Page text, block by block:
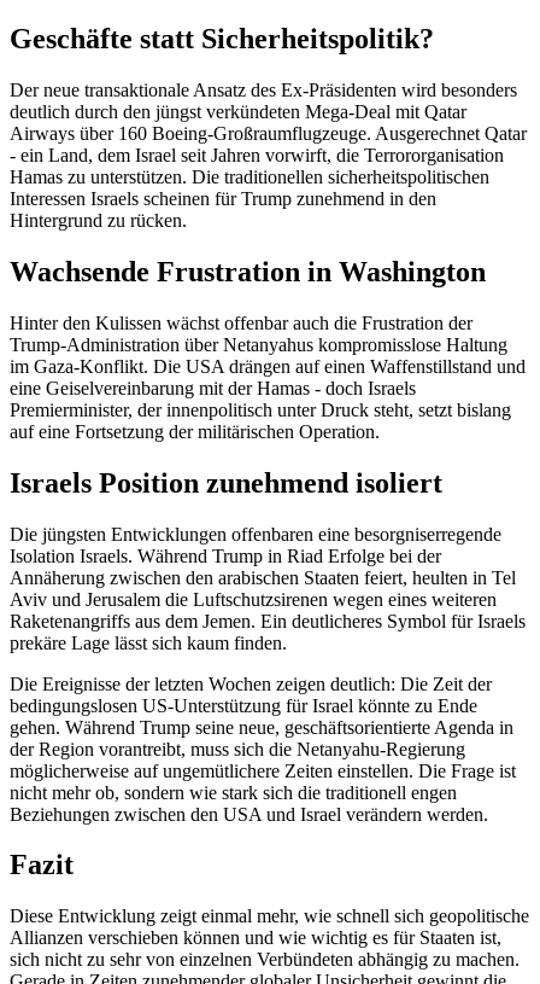
Geschäfte statt Sicherheitspolitik?
Der neue transaktionale Ansatz des Ex-Präsidenten wird besonders
deutlich durch den jüngst verkündeten Mega-Deal mit Qatar
Airways über 160 Boeing-Großraumflugzeuge. Ausgerechnet Qatar
- ein Land, dem Israel seit Jahren vorwirft, die Terrororganisation
Hamas zu unterstützen. Die traditionellen sicherheitspolitischen
Interessen Israels scheinen für Trump zunehmend in den
Hintergrund zu rücken.
Wachsende Frustration in Washington
Hinter den Kulissen wächst offenbar auch die Frustration der
Trump-Administration über Netanyahus kompromisslose Haltung
im Gaza-Konflikt. Die USA drängen auf einen Waffenstillstand und
eine Geiselvereinbarung mit der Hamas - doch Israels
Premierminister, der innenpolitisch unter Druck steht, setzt bislang
auf eine Fortsetzung der militärischen Operation.
Israels Position zunehmend isoliert
Die jüngsten Entwicklungen offenbaren eine besorgniserregende
Isolation Israels. Während Trump in Riad Erfolge bei der
Annäherung zwischen den arabischen Staaten feiert, heulten in Tel
Aviv und Jerusalem die Luftschutzsirenen wegen eines weiteren
Raketenangriffs aus dem Jemen. Ein deutlicheres Symbol für Israels
prekäre Lage lässt sich kaum finden.
Die Ereignisse der letzten Wochen zeigen deutlich: Die Zeit der
bedingungslosen US-Unterstützung für Israel könnte zu Ende
gehen. Während Trump seine neue, geschäftsorientierte Agenda in
der Region vorantreibt, muss sich die Netanyahu-Regierung
möglicherweise auf ungemütlichere Zeiten einstellen. Die Frage ist
nicht mehr ob, sondern wie stark sich die traditionell engen
Beziehungen zwischen den USA und Israel verändern werden.
Fazit
Diese Entwicklung zeigt einmal mehr, wie schnell sich geopolitische
Allianzen verschieben können und wie wichtig es für Staaten ist,
sich nicht zu sehr von einzelnen Verbündeten abhängig zu machen.